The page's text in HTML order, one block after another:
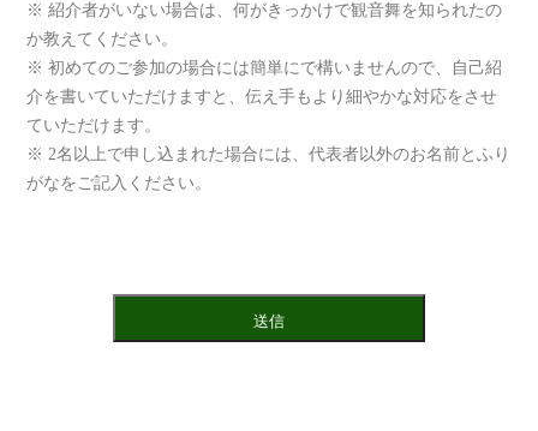
※ 紹介者がいない場合は、何がきっかけで観音舞を知られたの
か教えてください。
※ 初めてのご参加の場合には簡単にで構いませんので、自己紹
介を書いていただけますと、伝え手もより細やかな対応をさせ
ていただけます。
※ 2名以上で申し込まれた場合には、代表者以外のお名前とふり
がなをご記入ください。